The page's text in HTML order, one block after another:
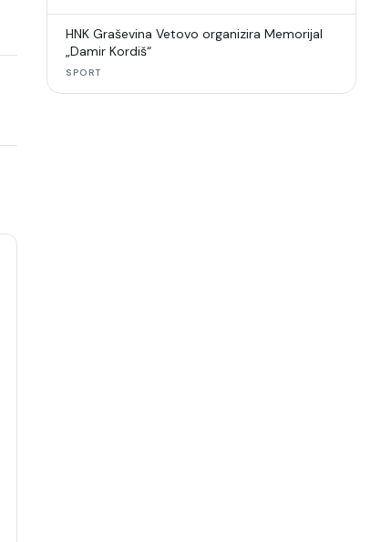
HNK Graševina Vetovo organizira Memorijal
„Damir Kordiš“
SPORT